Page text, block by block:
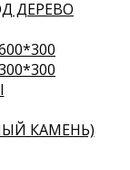
ДЕРЕВО
КАМЕНЬ)